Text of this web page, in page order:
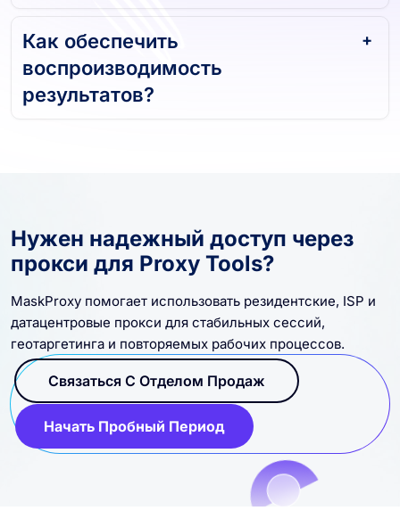
Как обеспечить
воспроизводимость
результатов?
Нужен надежный доступ через
прокси для Proxy Tools?
MaskProxy помогает использовать резидентские, ISP и
датацентровые прокси для стабильных сессий,
геотаргетинга и повторяемых рабочих процессов.
Связаться С Отделом Продаж
Начать Пробный Период